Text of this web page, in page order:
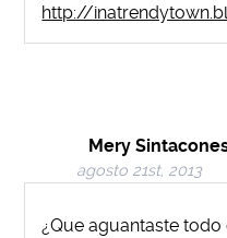
http://
Mery
agosto 21st, 2013
¿Que aguantaste todo